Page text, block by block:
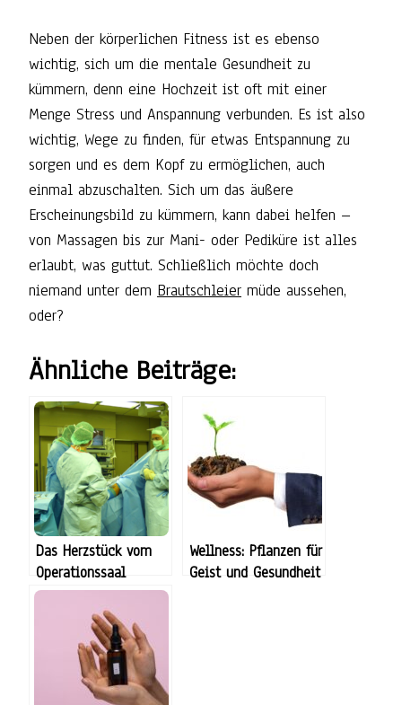
Neben der körperlichen Fitness ist es ebenso
wichtig, sich um die mentale Gesundheit zu
kümmern, denn eine Hochzeit ist oft mit einer
Menge Stress und Anspannung verbunden. Es ist also
wichtig, Wege zu finden, für etwas Entspannung zu
sorgen und es dem Kopf zu ermöglichen, auch
einmal abzuschalten. Sich um das äußere
Erscheinungsbild zu kümmern, kann dabei helfen –
von Massagen bis zur Mani- oder Pediküre ist alles
erlaubt, was guttut. Schließlich möchte doch
niemand unter dem Brautschleier müde aussehen,
oder?
Ähnliche Beiträge:
Das Herzstück vom
Operationssaal
Wellness: Pflanzen für
Geist und Gesundheit